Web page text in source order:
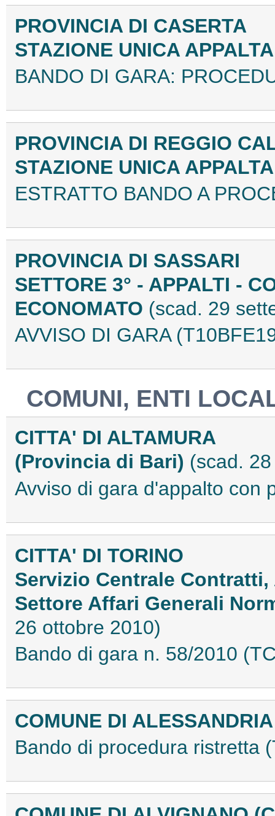
PROVINCIA DI CASERTA
STAZIONE UNICA
BANDO DI GARA:
PROVINCIA DI REGGIO
STAZIONE UNICA
ESTRATTO BANDO A
PROVINCIA DI SASSARI
SETTORE 3° - APPALTI -
ECONOMATO (scad. 29
AVVISO DI GARA
COMUNI, ENTI
CITTA' DI ALTAMURA
(Provincia di Bari) (scad.
Avviso di gara d'appalto con
CITTA' DI TORINO
Servizio Centrale
Settore Affari Generali
26 ottobre 2010)
Bando di gara n. 58/2010
COMUNE DI
Bando di procedura ristretta